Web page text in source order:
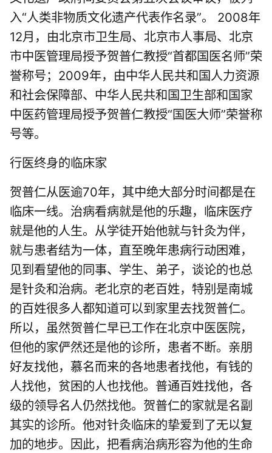
入“人类非物质文化遗产代表作名录”。 2008年
12月，由北京市卫生局、北京市人事局、北京
市中医管理局授予贺普仁教授“首都国医名师”荣
誉称号；2009年，由中华人民共和国人力资源
和社会保障部、中华人民共和国卫生部和国家
中医药管理局授予贺普仁教授“国医大师”荣誉称
号等。
行医终身的临床家
贺普仁从医逾70年，其中绝大部分时间都是在
临床一线。治病看病就是他的乐趣，临床医疗
就是他的人生。从学徒开始他就与针灸为伴，
就与患者结为一体，直至晚年患病行动困难，
见到看望他的同事、学生、弟子，谈论的也总
是针灸和治病。老北京的老百姓，特别是南城
的百姓很多人都知道可以到家里去找贺普仁。
所以，虽然贺普仁早已工作在北京中医医院，
但他的家俨然还是他的诊所，患者不断。亲朋
好友找他，慕名而来的各地患者找他，有钱的
人找他，贫困的人也找他。普通百姓找他，各
级的领导名人仍然找他。贺普仁的家就是名副
其实的诊所。他对针灸临床的挚爱到了无以复
加的地步。因此，把看病治病形容为他的生命